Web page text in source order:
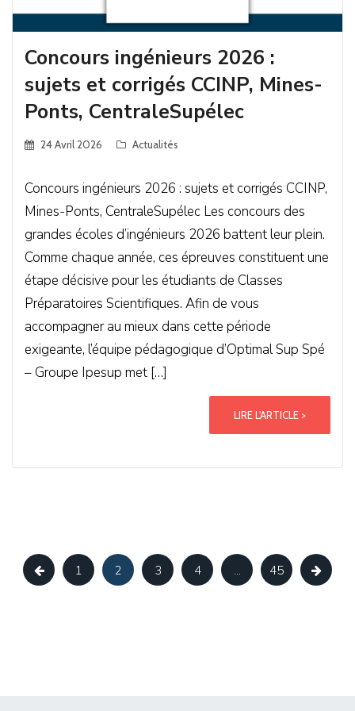
Concours ingénieurs 2026 :
sujets et corrigés CCINP, Mines-
Ponts, CentraleSupélec
24 Avril 2026 Actualités
Concours ingénieurs 2026 : sujets et corrigés CCINP,
Mines-Ponts, CentraleSupélec Les concours des
grandes écoles d’ingénieurs 2026 battent leur plein.
Comme chaque année, ces épreuves constituent une
étape décisive pour les étudiants de Classes
Préparatoires Scientifiques. Afin de vous
accompagner au mieux dans cette période
exigeante, l’équipe pédagogique d’Optimal Sup Spé
– Groupe Ipesup met […]
LIRE L'ARTICLE >
1 2 3 4 … 45